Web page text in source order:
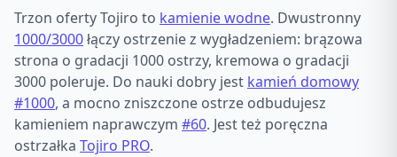
Trzon oferty Tojiro to kamienie wodne. Dwustronny
1000/3000łączy ostrzenie z wygładzeniem: brązowa
strona o gradacji 1000 ostrzy, kremowa o gradacji
3000 poleruje. Do nauki dobry jest kamień domowy
#1000, a mocno zniszczone ostrze odbudujesz
kamieniem naprawczym #60. Jest też poręczna
ostrzałka Tojiro PRO.